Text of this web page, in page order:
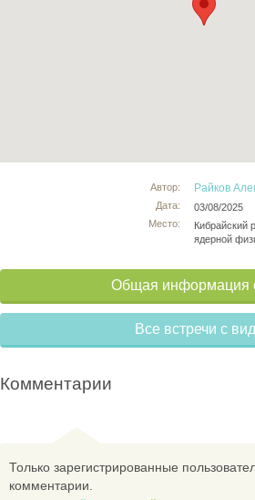
Автор:
Дата:
Место:
Райков
03/08/2025
Кибрайский
ядерной
Общая информация
Все встречи с
Комментарии
Только зарегистрированные
комментарии.